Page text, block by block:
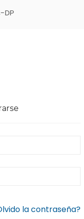
DP
la contraseña?